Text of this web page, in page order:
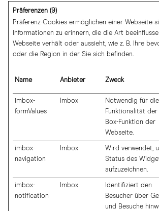
Präferenzen (9)
Präferenz-Cookies ermöglichen einer Webseite
Informationen zu erinnern, die die Art
Webseite verhält oder aussieht, wie z. B. Ihre
oder die Region in der Sie sich befinden.
Name Anbieter Zweck
imbox-
formValues
Imbox
Notwendig für die
Funktionalität der
Box-Funktion der
Webseite.
imbox-
navigation
Imbox
Wird verwendet,
Status des
aufzuzeichnen.
imbox-
notification
Imbox
Identifiziert den
Besucher über
und Besuche